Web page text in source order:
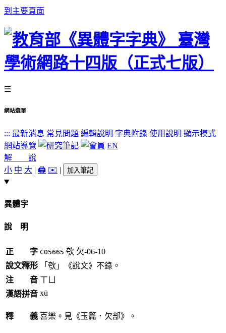
到主要頁面
☰
網站選單
::: 最新消息 常見問題 編輯說明 字典附錄 使用說明 顯示模式
網站導覽
EN
解 說
小 中 大 | 🖨️ ✉️ | 加入筆記
異體字
說 明
正 字 C05665 㰭 欠-06-10
說文釋形
「㰭」《說文》不錄。
注 音 ㄒㄩ
漢語拼音 xū
釋 義 喜樂。見《玉篇．欠部》。